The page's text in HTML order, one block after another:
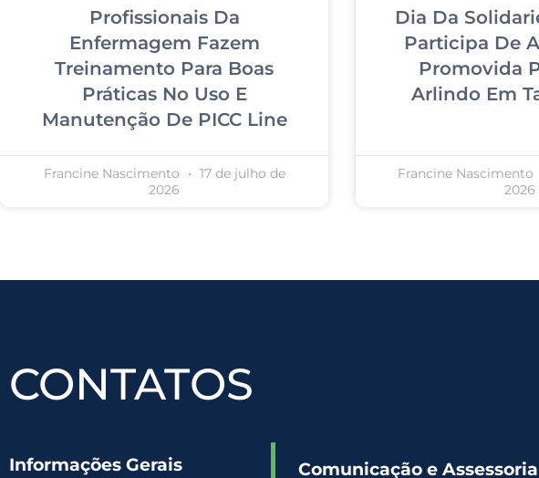
Profissionais Da
Enfermagem Fazem
Treinamento Para Boas
Práticas No Uso E
Manutenção De PICC Line
Francine Nascimento
17 de julho de
2026
Dia Da
Participa De
Promovida
Arlindo Em
Francine Nascimento
2026
CONTATOS
Informações Gerais Comunicação e